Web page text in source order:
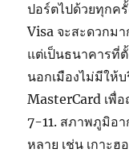
ปอร์ตไปด้วยทุกค
Visa จะสะดวกม
แต่เป็นธนาคารที่
นอกเมืองไม่มีให้
MasterCard เพื่
7-11. สภาพภูมิอ
หลาย เช่น เกาะ